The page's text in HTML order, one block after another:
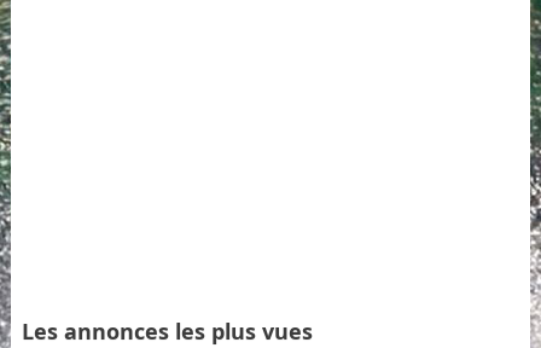
Les annonces les plus vues